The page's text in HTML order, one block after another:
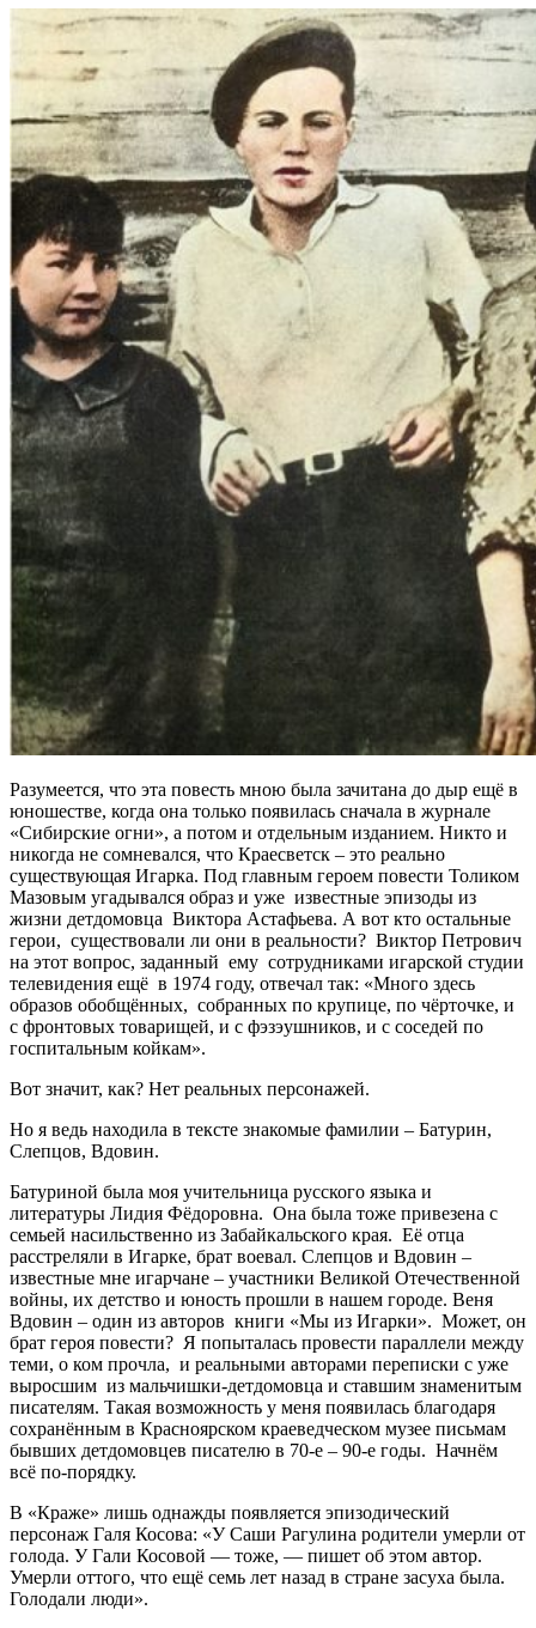
Разумеется, что эта повесть мною была зачитана до дыр ещё в
юношестве, когда она только появилась сначала в журнале
«Сибирские огни», а потом и отдельным изданием. Никто и
никогда не сомневался, что Краесветск – это реально
существующая Игарка. Под главным героем повести Толиком
Мазовым угадывался образ и уже известные эпизоды из
жизни детдомовца Виктора Астафьева. А вот кто остальные
герои, существовали ли они в реальности? Виктор Петрович
на этот вопрос, заданный ему сотрудниками игарской студии
телевидения ещё в 1974 году, отвечал так: «Много здесь
образов обобщённых, собранных по крупице, по чёрточке, и
с фронтовых товарищей, и с фэзэушников, и с соседей по
госпитальным койкам».
Вот значит, как? Нет реальных персонажей.
Но я ведь находила в тексте знакомые фамилии – Батурин,
Слепцов, Вдовин.
Батуриной была моя учительница русского языка и
литературы Лидия Фёдоровна. Она была тоже привезена с
семьей насильственно из Забайкальского края. Её отца
расстреляли в Игарке, брат воевал. Слепцов и Вдовин –
известные мне игарчане – участники Великой Отечественной
войны, их детство и юность прошли в нашем городе. Веня
Вдовин – один из авторов книги «Мы из Игарки». Может, он
брат героя повести? Я попыталась провести параллели между
теми, о ком прочла, и реальными авторами переписки с уже
выросшим из мальчишки-детдомовца и ставшим знаменитым
писателям. Такая возможность у меня появилась благодаря
сохранённым в Красноярском краеведческом музее письмам
бывших детдомовцев писателю в 70-е – 90-е годы. Начнём
всё по-порядку.
В «Краже» лишь однажды появляется эпизодический
персонаж Галя Косова: «У Саши Рагулина родители умерли от
голода. У Гали Косовой — тоже, — пишет об этом автор.
Умерли оттого, что ещё семь лет назад в стране засуха была.
Голодали люди».